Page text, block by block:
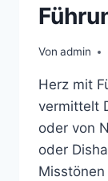
Von admin
Herz mit
vermittelt
oder von
oder